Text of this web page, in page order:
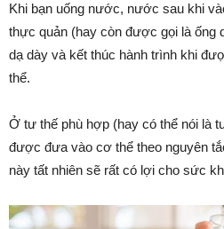
Khi bạn uống nước, nước sau khi
thực quản (hay còn được gọi là ống
dạ dày và kết thúc hành trình khi
thể.
Ở tư thế phù hợp (hay có thể nói là
được đưa vào cơ thể theo nguyên
này tất nhiên sẽ rất có lợi cho sức